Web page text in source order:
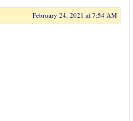
February 24, 2021 at 7:54 AM